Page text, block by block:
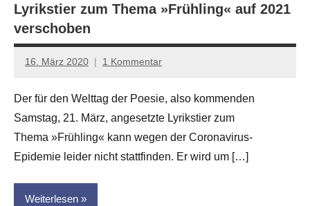
Lyrikstier zum Thema »Frühling« auf 2021
verschoben
16. März 2020
Jan-
Hornauer
für
dasgedichtblog
1 Kommentar
Der für den Welttag der Poesie, also kommenden
Samstag, 21. März, angesetzte Lyrikstier zum
Thema »Frühling« kann wegen der Coronavirus-
Epidemie leider nicht stattfinden. Er wird um […]
Weiterlesen